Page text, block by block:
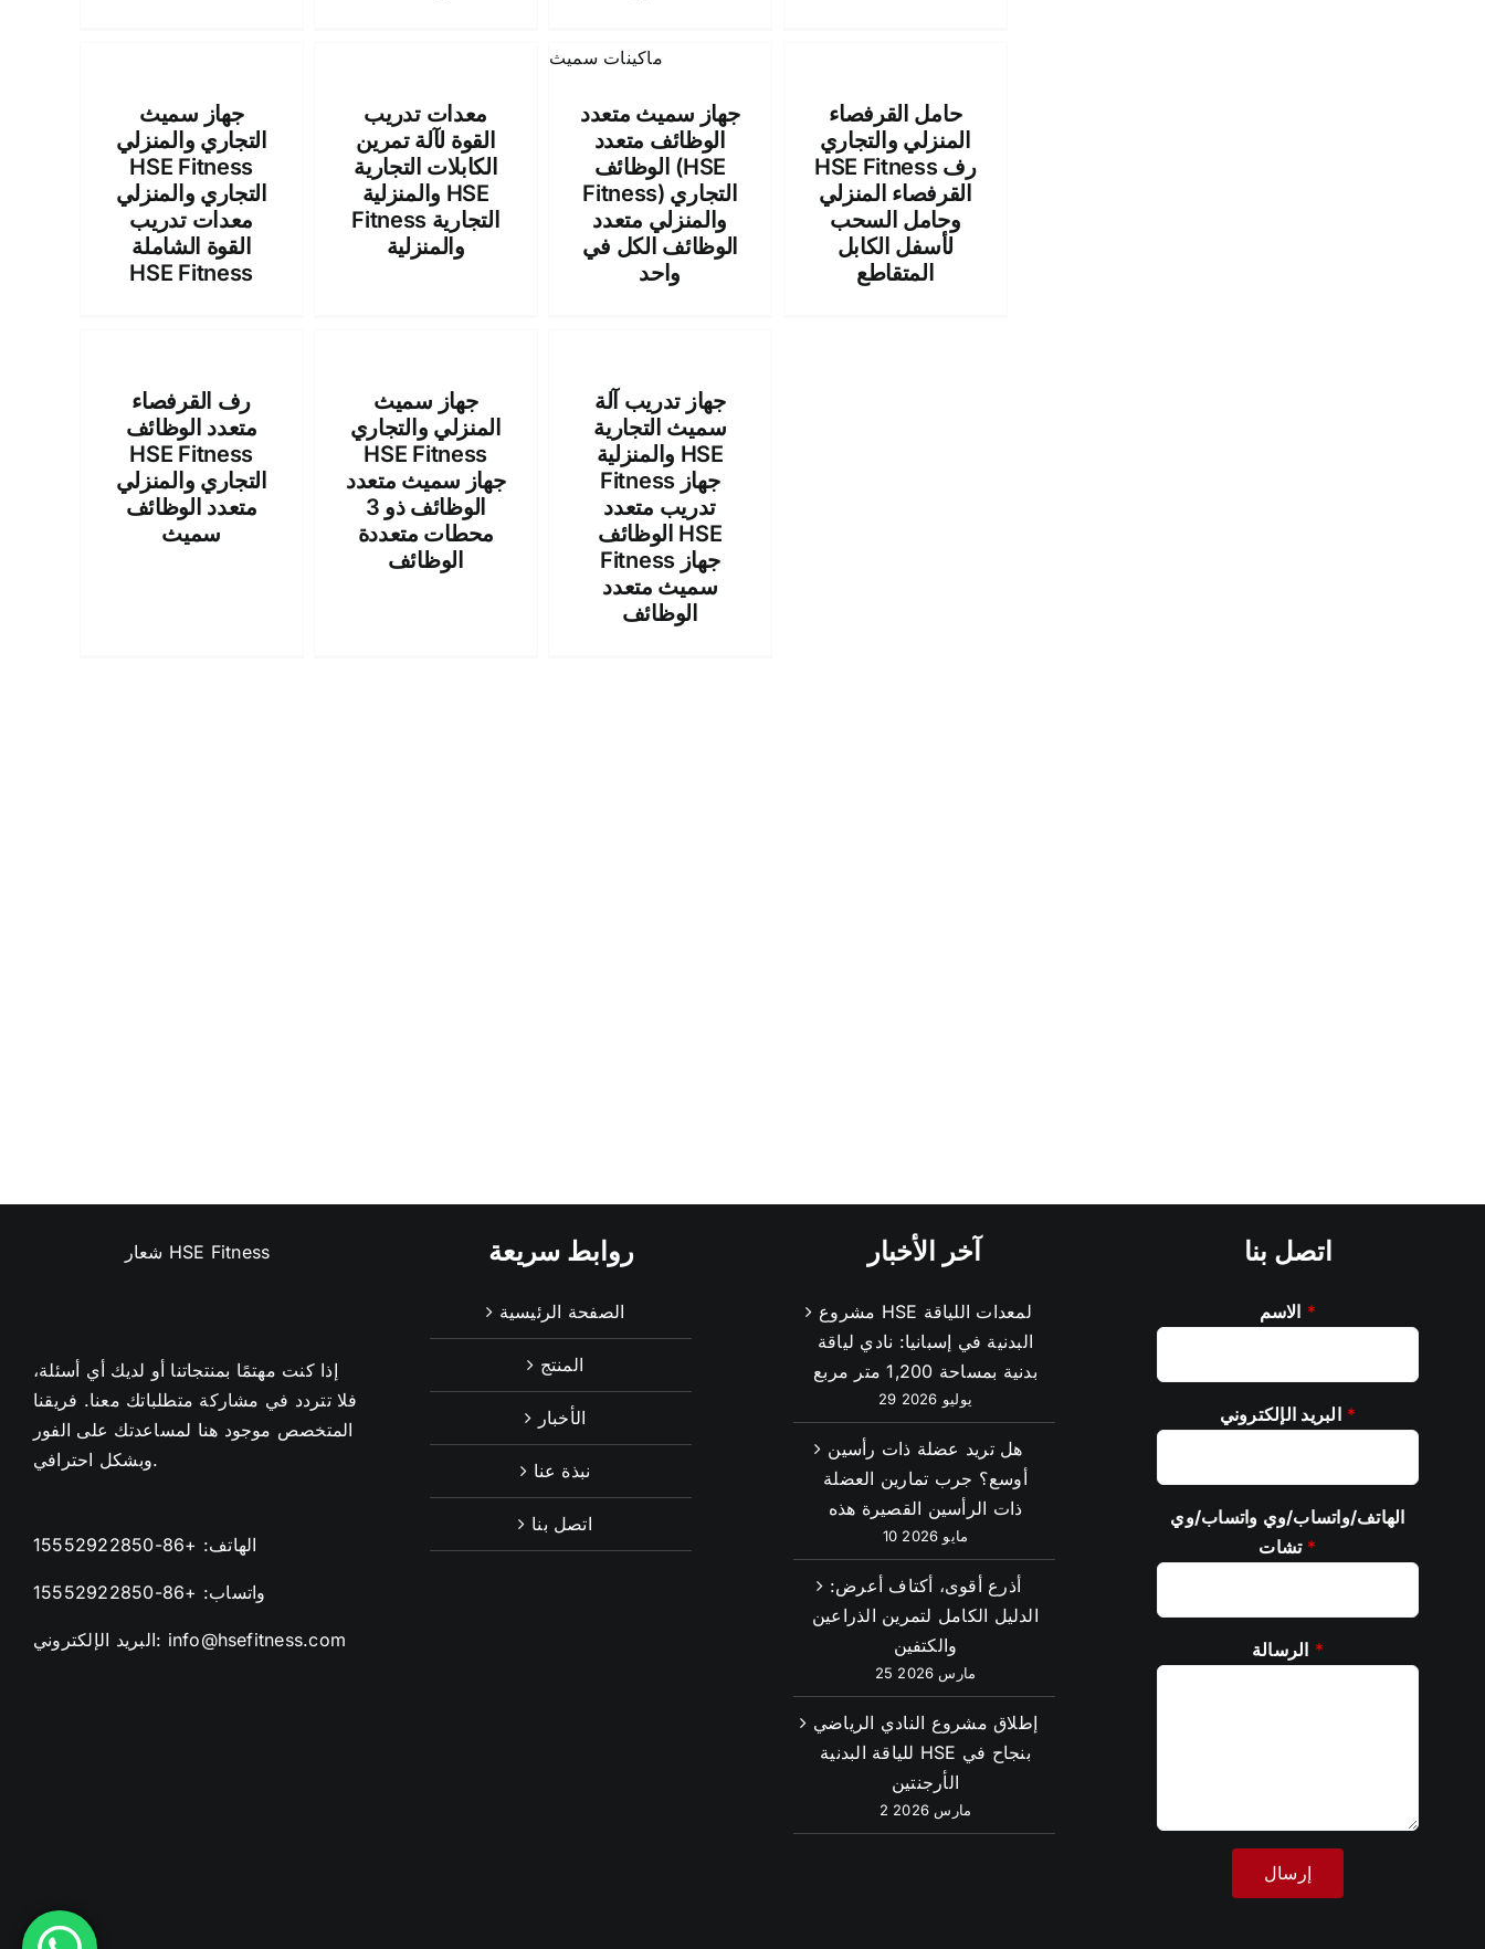
جهاز سميث
التجاري والمنزلي
HSE Fitness
التجاري والمنزلي
معدات تدريب
القوة الشاملة
HSE Fitness
معدات تدريب
القوة لآلة تمرين
الكابلات التجارية
والمنزلية HSE
Fitness التجارية
والمنزلية
جهاز سميث متعدد
الوظائف متعدد
الوظائف (HSE
Fitness) التجاري
والمنزلي متعدد
الوظائف الكل في
واحد
حامل القرفصاء
المنزلي والتجاري
HSE Fitness رف
القرفصاء المنزلي
وحامل السحب
لأسفل الكابل
المتقاطع
رف القرفصاء
متعدد الوظائف
HSE Fitness
التجاري والمنزلي
متعدد الوظائف
سميث
جهاز سميث
المنزلي والتجاري
HSE Fitness
جهاز سميث متعدد
الوظائف ذو 3
محطات متعددة
الوظائف
جهاز تدريب آلة
سميث التجارية
والمنزلية HSE
Fitness جهاز
تدريب متعدد
الوظائف HSE
Fitness جهاز
سميث متعدد
الوظائف
إذا كنت مهتمًا بمنتجاتنا أو لديك أي أسئلة،
فلا تتردد في مشاركة متطلباتك معنا. فريقنا
المتخصص موجود هنا لمساعدتك على الفور
وبشكل احترافي.
الهاتف: +86-15552922850
واتساب: +86-15552922850
البريد الإلكتروني: info@hsefitness.com
روابط سريعة
الصفحة الرئيسية
المنتج
الأخبار
نبذة عنا
اتصل بنا
آخر الأخبار
مشروع HSE لمعدات اللياقة
البدنية في إسبانيا: نادي لياقة
بدنية بمساحة 1,200 متر مربع
29 يوليو 2026
هل تريد عضلة ذات رأسين
أوسع؟ جرب تمارين العضلة
ذات الرأسين القصيرة هذه
10 مايو 2026
أذرع أقوى، أكتاف أعرض:
الدليل الكامل لتمرين الذراعين
والكتفين
25 مارس 2026
إطلاق مشروع النادي الرياضي
للياقة البدنية HSE بنجاح في
الأرجنتين
2 مارس 2026
اتصل بنا
الاسم *
البريد الإلكتروني *
الهاتف/واتساب/وي واتساب/وي
تشات *
الرسالة *